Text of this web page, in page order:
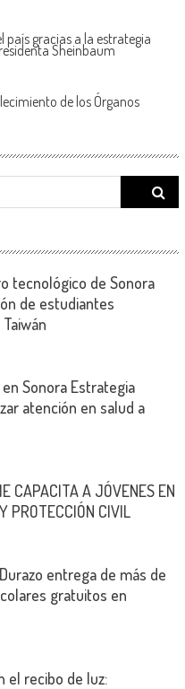
gracias a la estrategia
Sheinbaum
de los Órganos
Search
for:
tecnológico de Sonora
de estudiantes
Sonora Estrategia
atención en salud a
CAPACITA A JÓVENES EN
PROTECCIÓN CIVIL
entrega de más de
gratuitos en
el recibo de luz: